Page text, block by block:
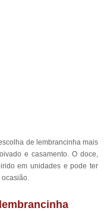
de lembrancinha mais
e casamento. O doce,
em unidades e pode ter
ocasião.